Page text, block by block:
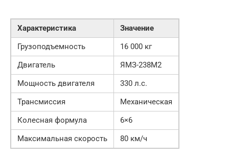
Характеристика
Значение
Грузоподъемность
16 000 кг
Двигатель
ЯМЗ-238М2
Мощность двигателя
330 л.с.
Трансмиссия
Механическая
Колесная формула
6×6
Максимальная скорость
80 км/ч